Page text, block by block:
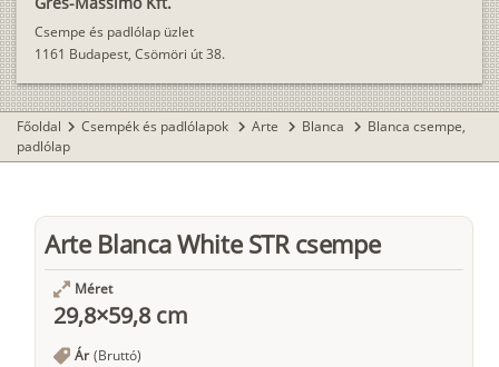
Csempe és padlólap üzlet
1161 Budapest, Csömöri út 38.
Főoldal chevron_right Csempék és padlólapok chevron_right Arte chevron_right Blanca chevron_right Blanca csempe,
padlólap
Arte Blanca White STR csempe
Méret
29,8×59,8 cm
Ár (Bruttó)